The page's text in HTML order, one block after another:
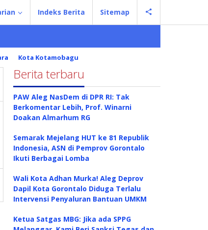
Indeks Berita Sitemap
Kota Kotamobagu
Berita terbaru
PAW Aleg NasDem di DPR RI: Tak
Berkomentar Lebih, Prof. Winarni
Doakan Almarhum RG
Semarak Mejelang HUT ke 81 Republik
Indonesia, ASN di Pemprov Gorontalo
Ikuti Berbagai Lomba
Wali Kota Adhan Murka! Aleg Deprov
Dapil Kota Gorontalo Diduga Terlalu
Intervensi Penyaluran Bantuan UMKM
Ketua Satgas MBG: Jika ada SPPG